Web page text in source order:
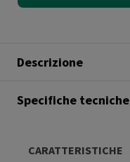
Descrizione
Specifiche tecniche
CARATTERISTICHE